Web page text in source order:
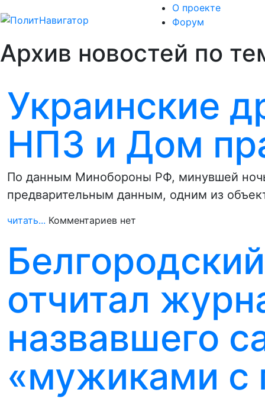
О проекте
Форум
Архив новостей по
Украинские
НПЗ и Дом
По данным Минобороны РФ, минувшей
предварительным данным, одним из
читать... Комментариев нет
отчитал
назвавшего
«мужиками с